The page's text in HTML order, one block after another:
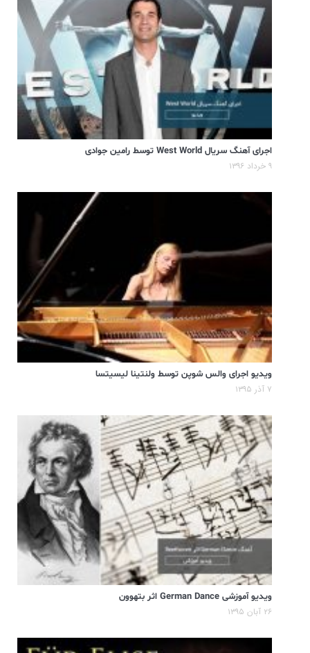
اجرای آهنگ سریال West World توسط رامین جوادی
۹ خرداد ۱۳۹۶
ویدیو اجرای والس شوپن توسط ولنتینا لیسیتسا
۷ آذر ۱۳۹۵
ویدیو آموزشی German Dance اثر بتهوون
۲۶ آبان ۱۳۹۵